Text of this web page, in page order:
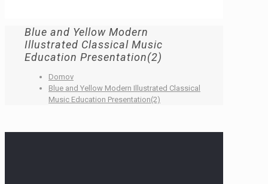
Blue and Yellow Modern
Illustrated Classical Music
Education Presentation(2)
Domov
Blue and Yellow Modern Illustrated Classical
Music Education Presentation(2)